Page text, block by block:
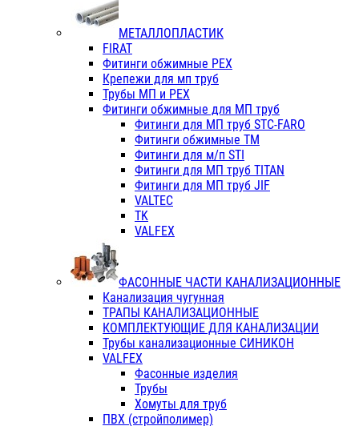
МЕТАЛЛОПЛАСТИК
FIRAT
Фитинги обжимные PEX
Крепежи для мп труб
Трубы МП и PEX
Фитинги обжимные для МП труб
Фитинги для МП труб STC-FARO
Фитинги обжимные ТМ
Фитинги для м/п STI
Фитинги для МП труб TITAN
Фитинги для МП труб JIF
VALTEC
TK
VALFEX
ФАСОННЫЕ ЧАСТИ КАНАЛИЗАЦИОННЫЕ
Канализация чугунная
ТРАПЫ КАНАЛИЗАЦИОННЫЕ
КОМПЛЕКТУЮЩИЕ ДЛЯ КАНАЛИЗАЦИИ
Трубы канализационные СИНИКОН
VALFEX
Фасонные изделия
Трубы
Хомуты для труб
ПВХ (стройполимер)